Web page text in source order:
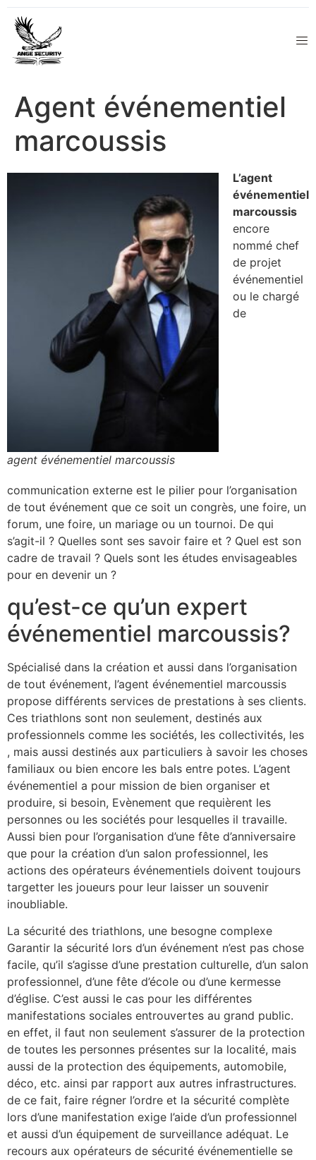
Agent événementiel
marcoussis
agent événementiel marcoussis
L’agent
événementiel
marcoussis
encore
nommé chef
de projet
événementiel
ou le chargé
de
communication externe est le pilier pour l’organisation
de tout événement que ce soit un congrès, une foire, un
forum, une foire, un mariage ou un tournoi. De qui
s’agit-il ? Quelles sont ses savoir faire et ? Quel est son
cadre de travail ? Quels sont les études envisageables
pour en devenir un ?
qu’est-ce qu’un expert
événementiel marcoussis?
Spécialisé dans la création et aussi dans l’organisation
de tout événement, l’agent événementiel marcoussis
propose différents services de prestations à ses clients.
Ces triathlons sont non seulement, destinés aux
professionnels comme les sociétés, les collectivités, les
, mais aussi destinés aux particuliers à savoir les choses
familiaux ou bien encore les bals entre potes. L’agent
événementiel a pour mission de bien organiser et
produire, si besoin, Evènement que requièrent les
personnes ou les sociétés pour lesquelles il travaille.
Aussi bien pour l’organisation d’une fête d’anniversaire
que pour la création d’un salon professionnel, les
actions des opérateurs événementiels doivent toujours
targetter les joueurs pour leur laisser un souvenir
inoubliable.
La sécurité des triathlons, une besogne complexe
Garantir la sécurité lors d’un événement n’est pas chose
facile, qu’il s’agisse d’une prestation culturelle, d’un salon
professionnel, d’une fête d’école ou d’une kermesse
d’église. C’est aussi le cas pour les différentes
manifestations sociales entrouvertes au grand public.
en effet, il faut non seulement s’assurer de la protection
de toutes les personnes présentes sur la localité, mais
aussi de la protection des équipements, automobile,
déco, etc. ainsi par rapport aux autres infrastructures.
de ce fait, faire régner l’ordre et la sécurité complète
lors d’une manifestation exige l’aide d’un professionnel
et aussi d’un équipement de surveillance adéquat. Le
recours aux opérateurs de sécurité événementielle se